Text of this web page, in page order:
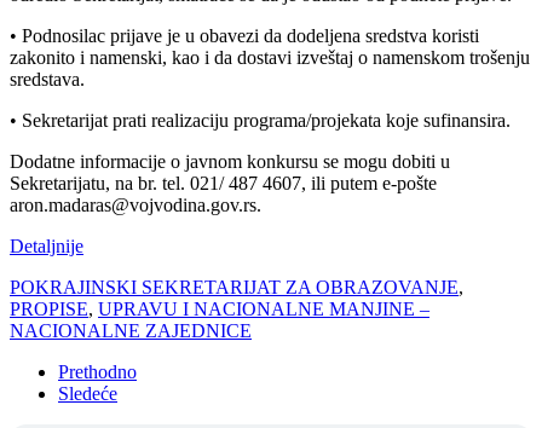
• Podnosilac prijave je u obavezi da dodeljena sredstva koristi
zakonito i namenski, kao i da dostavi izveštaj o namenskom trošenju
sredstava.
• Sekretarijat prati realizaciju programa/projekata koje sufinansira.
Dodatne informacije o javnom konkursu se mogu dobiti u
Sekretarijatu, na br. tel. 021/ 487 4607, ili putem e-pošte
aron.madaras@vojvodina.gov.rs.
Detaljnije
POKRAJINSKI SEKRETARIJAT ZA OBRAZOVANJE,
PROPISE, UPRAVU I NACIONALNE MANJINE –
NACIONALNE ZAJEDNICE
Prethodno
Sledeće